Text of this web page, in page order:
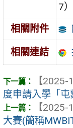
7
相關附件
相關連結
【2025-
度申請入學「
【2025-
大賽(簡稱